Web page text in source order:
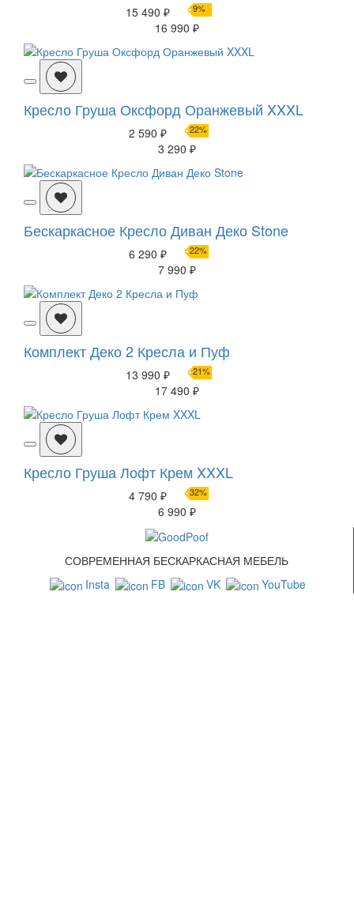
15 490 ₽ 9%
16 990 ₽
Кресло Груша Оксфорд Оранжевый XXXL
2 590 ₽ 22%
3 290 ₽
Бескаркасное Кресло Диван Деко Stone
6 290 ₽ 22%
7 990 ₽
Комплект Деко 2 Кресла и Пуф
13 990 ₽ 21%
17 490 ₽
Кресло Груша Лофт Крем XXXL
4 790 ₽ 32%
6 990 ₽
СОВРЕМЕННАЯ БЕСКАРКАСНАЯ МЕБЕЛЬ
Insta
FB VK YouTube